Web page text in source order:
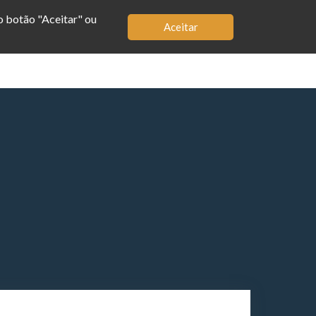
botão "Aceitar" ou
Aceitar
BIOGRAFIA